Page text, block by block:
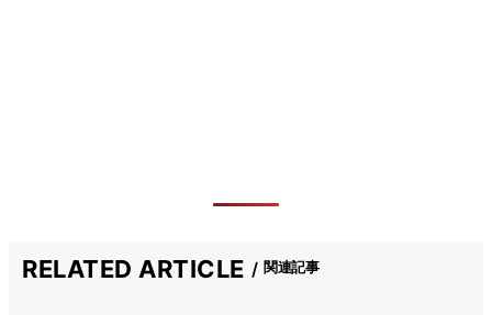
RELATED ARTICLE 関連記事